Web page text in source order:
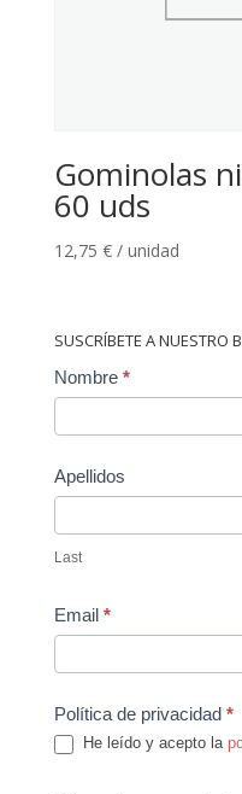
Gominolas
60 uds
12,75 € / unidad
SUSCRÍBETE A NUESTRO
Contact
Nombre *
Apellidos
Last
Email *
Política de privacidad *
He leído y acepto la